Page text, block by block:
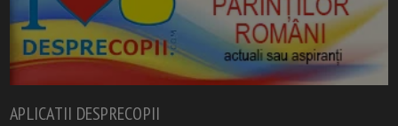
APLICATII DESPRECOPII